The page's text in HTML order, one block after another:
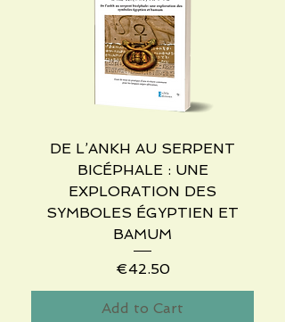
DE L’ANKH AU SERPENT
BICÉPHALE : UNE
EXPLORATION DES
SYMBOLES ÉGYPTIEN ET
BAMUM
Price
€42.50
Add to Cart